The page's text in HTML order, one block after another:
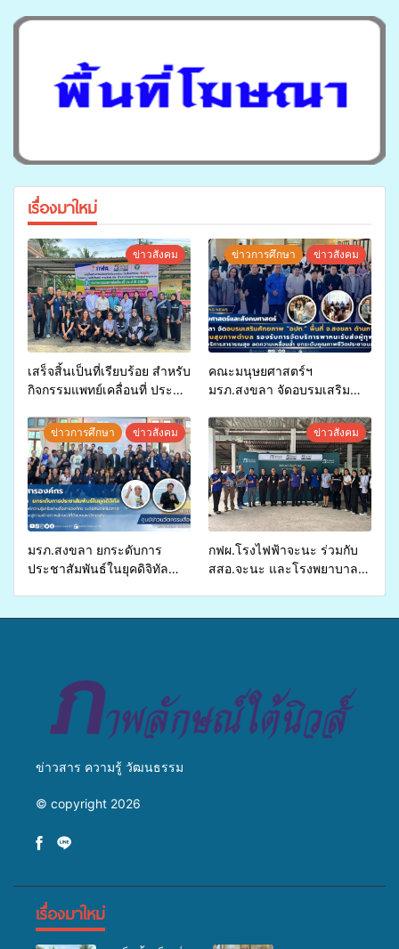
เรื่องมาใหม่
ข่าวสังคม
เสร็จสิ้นเป็นที่เรียบร้อย สำหรับ
กิจกรรมแพทย์เคลื่อนที่ ประจำ
สุขภาพแก่ประชาชนในพื้นที่
อำเภอจะนะ
ข่าวการศึกษา ข่าวสังคม
คณะมนุษยศาสตร์ฯ
มรภ.สงขลา จัดอบรมเสริม
จ่ายงบกองทุนสุขภาพตำบล
รองรับการจัดบริการพาหนะรับ
ส่งผู้ทุพพลภาพเพื่อเข้ารับ
บริการสาธารณสุข ลดความ
เหลื่อมล้ำ ยกระดับคุณภาพ
ชีวิตประชาชนอย่างยั่งยืน
ข่าวการศึกษา ข่าวสังคม
มรภ.สงขลา ยกระดับการ
ประชาสัมพันธ์ในยุคดิจิทัล
ข่าวสังคม
กฟผ.โรงไฟฟ้าจะนะ ร่วมกับ
สสอ.จะนะ และโรงพยาบาล
ข่าวสาร ความรู้ วัฒนธรรม
© copyright 2026
เรื่องมาใหม่